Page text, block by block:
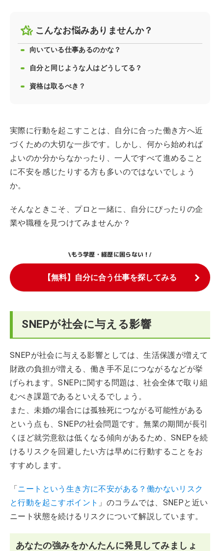
こんなお悩みありませんか？
向いている仕事あるのかな？
自分と同じような人はどうしてる？
資格は取るべき？
実際に行動を起こすことは、自分に合った働き方へ近
づくための大切な一歩です。しかし、何から始めれば
よいのか分からなかったり、一人ですべて進めること
に不安を感じたりする方も多いのではないでしょう
か。
そんなときこそ、プロと一緒に、自分にぴったりの企
業や職種を見つけてみませんか？
\もう学歴・経歴に困らない！/
【無料】自分に合う仕事を探してみる
SNEPが社会に与える影響
SNEPが社会に与える影響としては、生活保護が増えて
財政の負担が増える、働き手不足につながるなどが挙
げられます。SNEPに関する問題は、社会全体で取り組
むべき課題であるといえるでしょう。
また、未婚の場合には孤独死につながる可能性がある
という点も、SNEPの社会問題です。無業の期間が長引
くほど就労意欲は低くなる傾向があるため、SNEPを続
けるリスクを回避したい方は早めに行動することをお
すすめします。
「ニートという生き方に不安がある？働かないリスク
と行動を起こすポイント 」のコラムでは、SNEPと近い
ニート状態を続けるリスクについて解説しています。
あなたの強みをかんたんに発見してみましょ